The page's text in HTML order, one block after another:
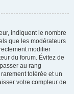
indiquent le nombre
que les modérateurs
modifier
du forum. Évitez de
au rang
tolérée et un
votre compteur de